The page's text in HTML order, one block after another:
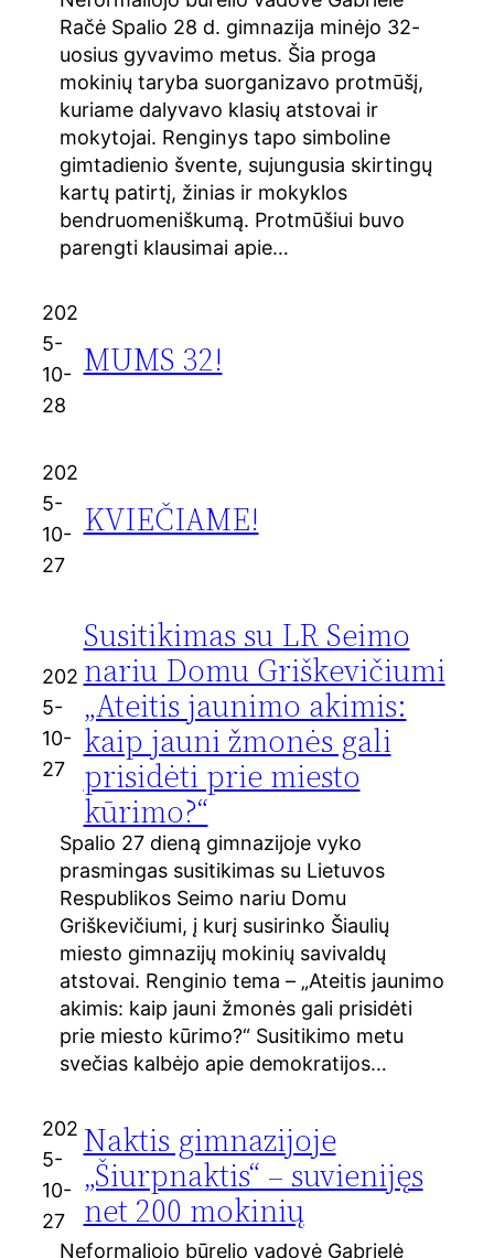
Račė Spalio 28 d. gimnazija minėjo 32-
uosius gyvavimo metus. Šia proga
mokinių taryba suorganizavo protmūšį,
kuriame dalyvavo klasių atstovai ir
mokytojai. Renginys tapo simboline
gimtadienio švente, sujungusia skirtingų
kartų patirtį, žinias ir mokyklos
bendruomeniškumą. Protmūšiui buvo
parengti klausimai apie…
202
5-
10-
28
MUMS 32!
202
5-
10-
27
KVIEČIAME!
202
5-
10-
27
Susitikimas su LR Seimo
nariu Domu Griškevičiumi
„Ateitis jaunimo akimis:
kaip jauni žmonės gali
prisidėti prie miesto
kūrimo?“
Spalio 27 dieną gimnazijoje vyko
prasmingas susitikimas su Lietuvos
Respublikos Seimo nariu Domu
Griškevičiumi, į kurį susirinko Šiaulių
miesto gimnazijų mokinių savivaldų
atstovai. Renginio tema – „Ateitis jaunimo
akimis: kaip jauni žmonės gali prisidėti
prie miesto kūrimo?“ Susitikimo metu
svečias kalbėjo apie demokratijos…
202
5-
10-
27
Naktis gimnazijoje
„Šiurpnaktis“ – suvienijęs
net 200 mokinių
Neformaliojo būrelio vadovė Gabrielė